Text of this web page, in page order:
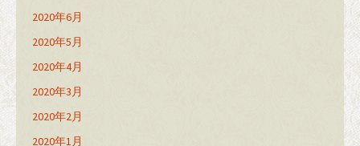
2020年6月
2020年5月
2020年4月
2020年3月
2020年2月
2020年1月